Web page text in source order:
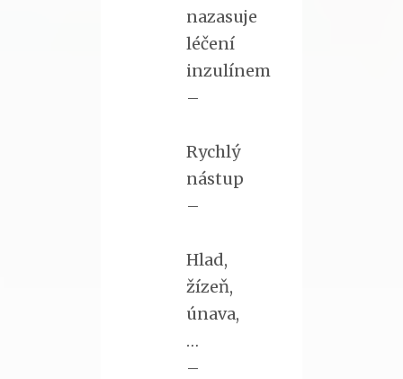
nazasuje
léčení
inzulínem
–
Rychlý
nástup
–
Hlad,
žízeň,
únava,
…
–